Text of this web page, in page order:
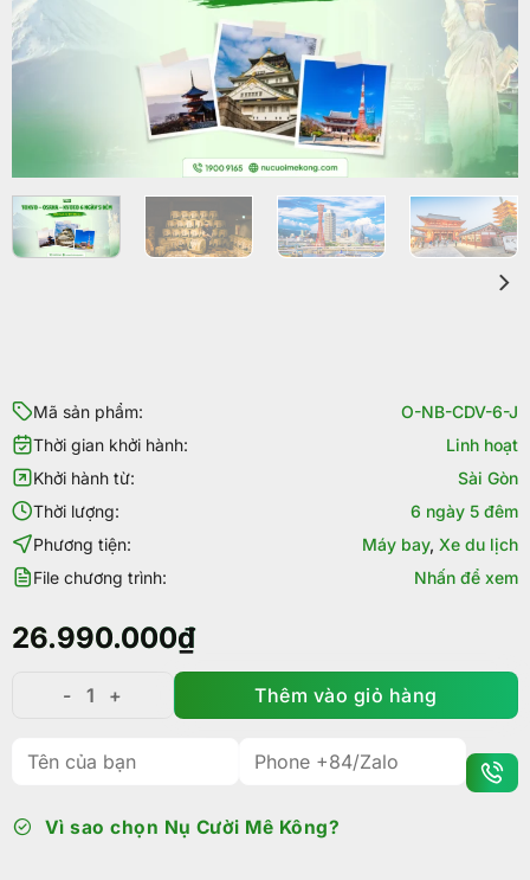
Mã sản phẩm:
O-NB-CDV-6-J
Thời gian khởi hành:
Linh hoạt
Khởi hành từ:
Sài Gòn
Thời lượng:
6 ngày 5 đêm
Phương tiện:
Máy bay, Xe du lịch
File chương trình:
Nhấn để xem
26.990.000₫
Tour Tokyo Osaka 6N5Đ: Hành trình văn hóa Nhật
Thêm vào giỏ hàng
Vì sao chọn Nụ Cười Mê Kông?